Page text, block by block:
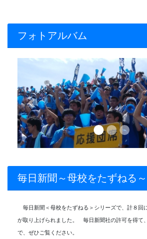
フォトアルバム
Previous
毎日新聞～母校をたずねる～
毎日新聞＜母校をたずねる＞シリーズで、計８回
が取り上げられました。 毎日新聞社の許可を得て
で、ぜひご覧ください。